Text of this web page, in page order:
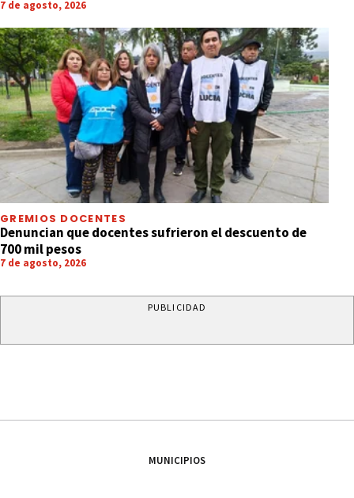
7 de agosto, 2026
GREMIOS DOCENTES
Denuncian que docentes sufrieron el descuento de
700 mil pesos
7 de agosto, 2026
PUBLICIDAD
MUNICIPIOS